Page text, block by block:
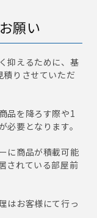
願い
抑えるために、基
りさせていただ
品を降ろす際や1
要となります。
に商品が積載可能
されている部屋前
はお客様にて行っ